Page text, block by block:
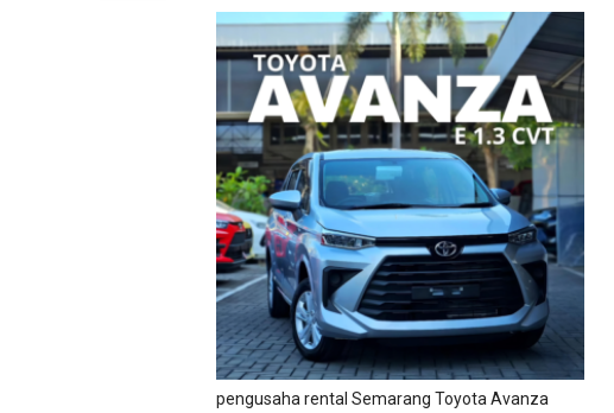
pengusaha rental Semarang Toyota Avanza